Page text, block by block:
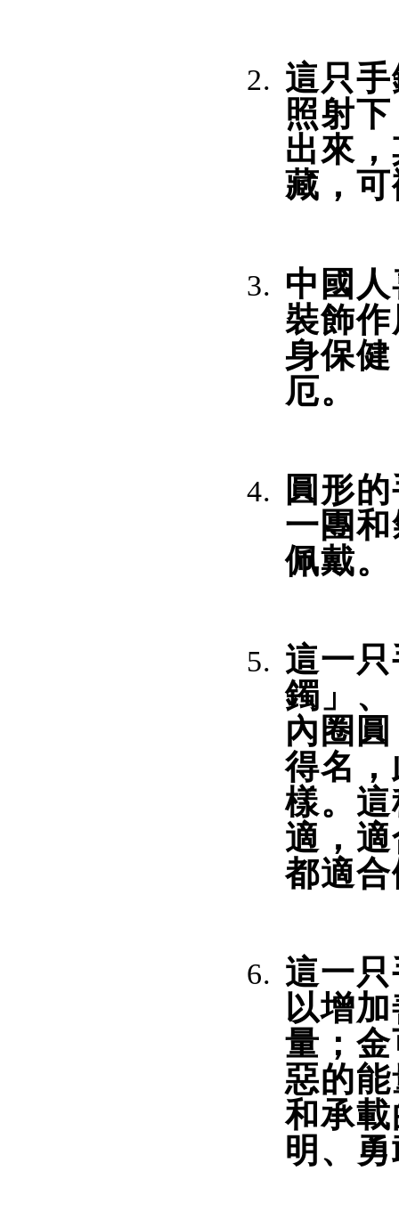
這只
照射
出來
藏，
中國
裝飾
身保
厄。
圓形
一團
佩戴。
這一
鐲」
內圈
得名
樣。
適，
都適
這一
以增
量；
惡的
和承
明、